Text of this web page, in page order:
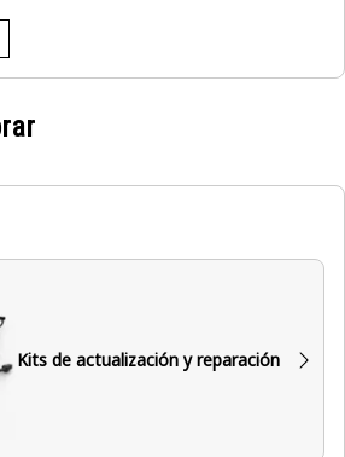
Kits de actualización y reparación